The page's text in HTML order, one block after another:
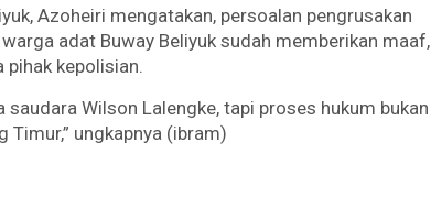
Azoheiri mengatakan, persoalan pengrusakan
adat Buway Beliyuk sudah memberikan maaf,
pihak kepolisian.
Wilson Lalengke, tapi proses hukum bukan
ungkapnya (ibram)